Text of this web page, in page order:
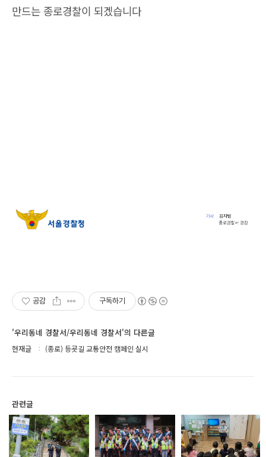
만드는 종로경찰이 되겠습니다
공감 구독하기
'우리동네 경찰서/우리동네 경찰서'의 다른글
현재글 (종로) 등굣길 교통안전 캠페인 실시
관련글